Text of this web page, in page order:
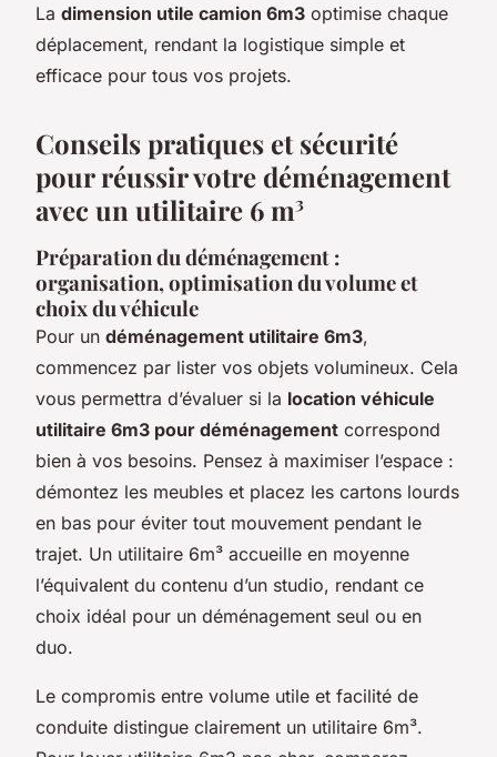
La dimension utile camion 6m3 optimise chaque
déplacement, rendant la logistique simple et
efficace pour tous vos projets.
Conseils pratiques et sécurité
pour réussir votre déménagement
avec un utilitaire 6 m³
Préparation du déménagement :
organisation, optimisation du volume et
choix du véhicule
Pour un déménagement utilitaire 6m3,
commencez par lister vos objets volumineux. Cela
vous permettra d’évaluer si la location véhicule
utilitaire 6m3 pour déménagement correspond
bien à vos besoins. Pensez à maximiser l’espace :
démontez les meubles et placez les cartons lourds
en bas pour éviter tout mouvement pendant le
trajet. Un utilitaire 6m³ accueille en moyenne
l’équivalent du contenu d’un studio, rendant ce
choix idéal pour un déménagement seul ou en
duo.
Le compromis entre volume utile et facilité de
conduite distingue clairement un utilitaire 6m³.